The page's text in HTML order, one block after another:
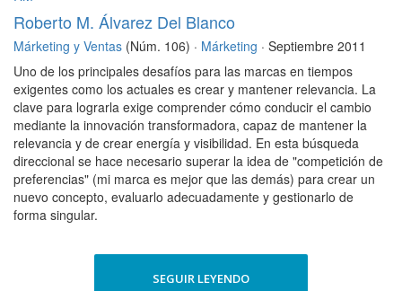
Roberto M. Álvarez Del Blanco
Márketing y Ventas (Núm. 106) · Márketing · Septiembre 2011
Uno de los principales desafíos para las marcas en tiempos
exigentes como los actuales es crear y mantener relevancia. La
clave para lograrla exige comprender cómo conducir el cambio
mediante la innovación transformadora, capaz de mantener la
relevancia y de crear energía y visibilidad. En esta búsqueda
direccional se hace necesario superar la idea de "competición de
preferencias" (mi marca es mejor que las demás) para crear un
nuevo concepto, evaluarlo adecuadamente y gestionarlo de
forma singular.
SEGUIR LEYENDO